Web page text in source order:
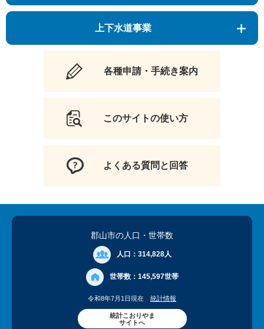
上下水道事業
各種申請・手続き案内
このサイトの使い方
よくある質問と回答
郡山市の人口 ・世帯数
人口： 314,828人
世帯数： 145,597世帯
令和8年7月1日現在 統計情報
統計こおりやま
サイトへ